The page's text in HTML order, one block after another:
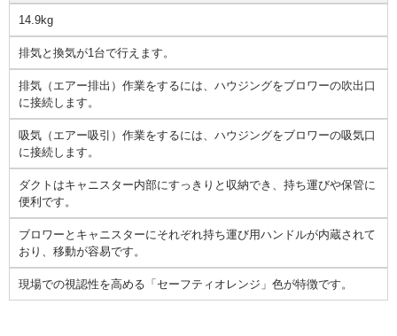
14.9kg
排気と換気が1台で行えます。
排気（エアー排出）作業をするには、ハウジングをブロワーの吹出口
に接続します。
吸気（エアー吸引）作業をするには、ハウジングをブロワーの吸気口
に接続します。
ダクトはキャニスター内部にすっきりと収納でき、持ち運びや保管に
便利です。
ブロワーとキャニスターにそれぞれ持ち運び用ハンドルが内蔵されて
おり、移動が容易です。
現場での視認性を高める「セーフティオレンジ」色が特徴です。